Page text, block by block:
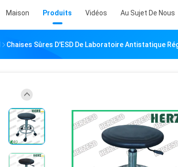
Maison Produits Vidéos Au Sujet De Nous
Chaises Sûres D'ESD De Laboratoire Antistatique